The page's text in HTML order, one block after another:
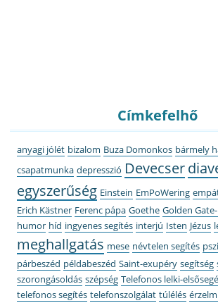
Címkefelhő
anyagi jólét bizalom Buza Domonkos bármely
csapatmunka depresszió Devecser
egyszerűség Einstein EmPoWering
Erich Kästner Ferenc pápa Goethe Golden
humor híd ingyenes segítés interjú Isten Jézus
meghallgatás mese névtelen segítés
párbeszéd példabeszéd Saint-exupéry segítség
szorongásoldás szépség Telefonos lelki-
telefonos segítés telefonszolgálat túlélés